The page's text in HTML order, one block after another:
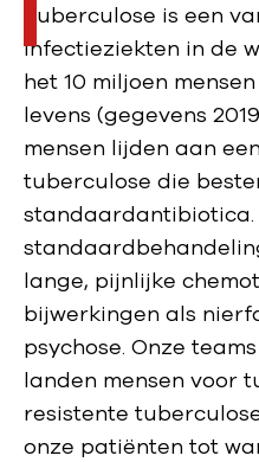
p
a
g
e
Tuberculose is een
infectieziekten in de
het 10 miljoen
levens (gegevens
mensen lijden aan
tuberculose die
standaardantibiotica.
lange, pijnlijke
bijwerkingen als
psychose. Onze
landen mensen voor
resistente
onze patiënten tot